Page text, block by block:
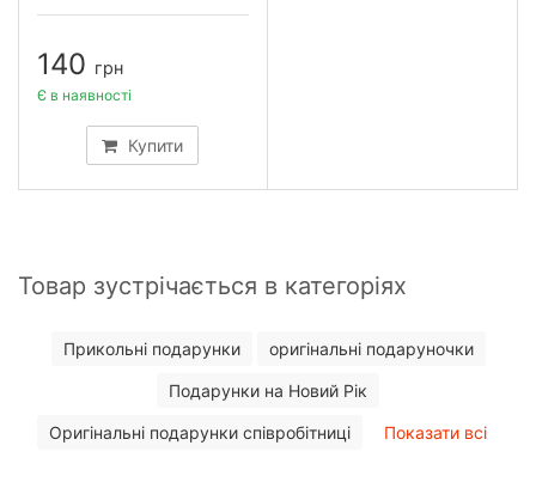
140 грн
Купити
Є в наявності
Товар зустрічається в категоріях
Прикольні подарунки оригінальні подаруночки
Подарунки на Новий Рік
Оригінальні подарунки співробітниці Показати всі